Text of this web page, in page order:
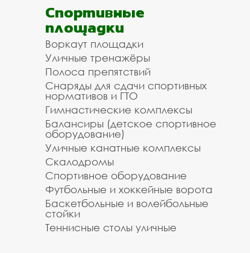
Спортивные
площадки
Воркаут площадки
Уличные тренажёры
Полоса препятствий
Снаряды для сдачи спортивных
нормативов и ГТО
Гимнастические комплексы
Балансиры (детское спортивное
оборудование)
Уличные канатные комплексы
Скалодромы
Спортивное оборудование
Футбольные и хоккейные ворота
Баскетбольные и волейбольные
стойки
Теннисные столы уличные